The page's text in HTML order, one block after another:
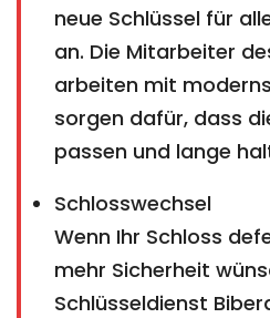
neue Schlüssel für
an. Die Mitarbeiter
arbeiten mit
sorgen dafür, dass
passen und lange
Schlosswechsel
Wenn Ihr Schloss
mehr Sicherheit
Schlüsseldienst